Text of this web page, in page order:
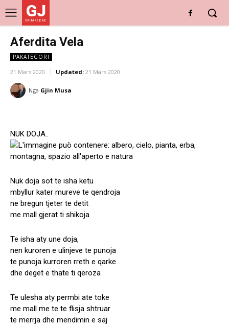
GJ
DRITARE E RE
Aferdita Vela
PAKATEGORI
21 Mars 2020 Updated: 21 Mars 2020
Nga Gjin Musa
NUK DOJA..
Nuk doja sot te isha ketu
mbyllur kater mureve te qendroja
ne bregun tjeter te detit
me mall gjerat ti shikoja
Te isha aty une doja,
nen kuroren e ulinjeve te punoja
te punoja kurroren rreth e qarke
dhe deget e thate ti qeroza
Te ulesha aty permbi ate toke
me mall me te te flisja shtruar
te merrja dhe mendimin e saj